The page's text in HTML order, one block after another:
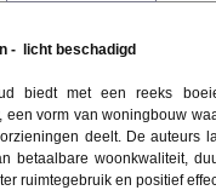
- licht beschadigd
biedt met een reeks
een vorm van woningbouw
deelt. De auteurs
betaalbare woonkwaliteit,
ruimtegebruik en positief